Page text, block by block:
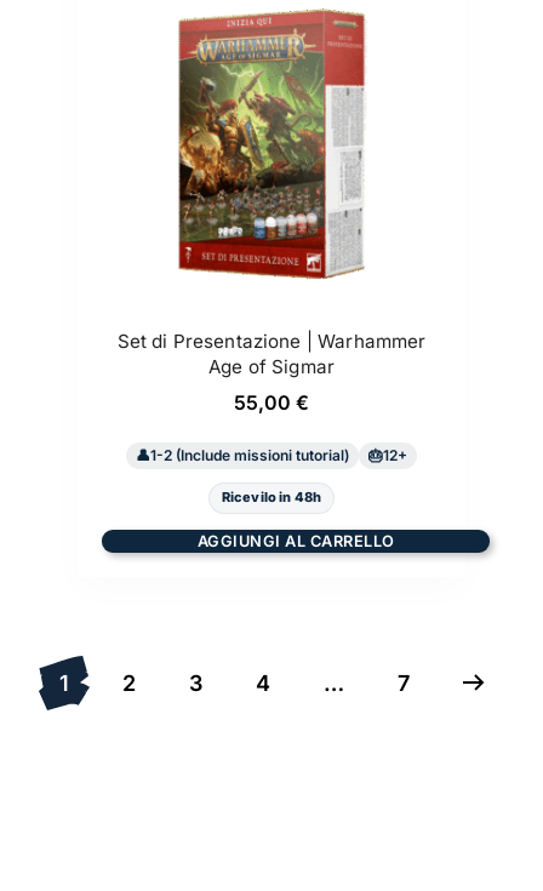
Set di Presentazione | Warhammer
Age of Sigmar
55,00 €
1-2 (Include missioni tutorial) 12+
Ricevilo in 48h
AGGIUNGI AL CARRELLO
1 2 3 4 … 7